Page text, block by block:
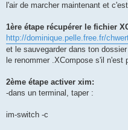
l'air de marcher maintenant et
1ère étape récupérer le fichier
http://dominique.pelle.free.fr/
et le sauvegarder dans ton
le renommer .XCompose s'il n'est
2ème étape activer xim:
-dans un terminal, taper :
im-switch -c